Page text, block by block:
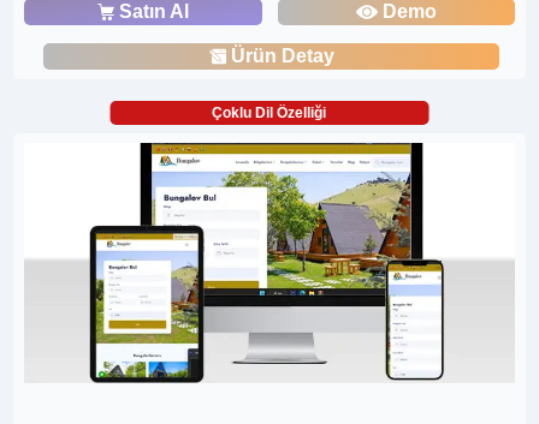
Satın Al Demo
Ürün Detay
Çoklu Dil Özelliği